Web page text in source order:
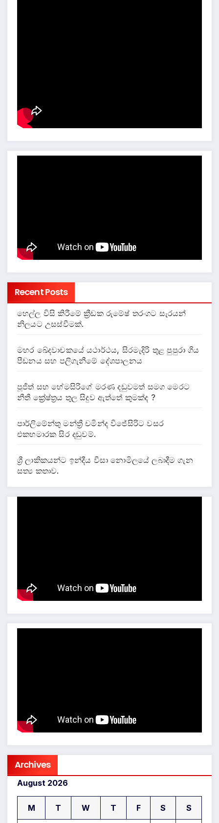
Recent Posts
හෙල්ල විසි කිරීමේ ක්‍රීඩක රුමේෂ් තරංගට සැරයන්
නිලයට උසස්වීමක්.
මහර ඛේදවාචකයේ යථාර්ථය, සිරමැදිරි තුළ පුපුරා ගිය
පීඩනය සහ පලිගැනීමේ දේශපාලනය
පූජිත් සහ හේමසිරිගේ මරණ දඩුවමත් සමග මෙරට
නීතී ක්‍රේෂ්ත්‍රය තුල සිදුව ඇත්තේ කුමක්ද ?
පාර්ලිමේන්තු මන්ත්‍රී චමින්ද විජේසිරිට වසර
එකහමාරක සිර දඬුවම්.
ශ්‍රී ලාකිකයන්ට ඉන්දීය වීසා නොමිලයේ ලබාදීම ගැන
සත්‍ය කතාව.
Archives
August 2026
M T W T F S S